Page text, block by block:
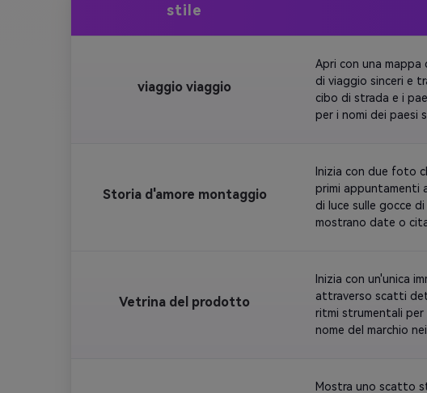
stile
viaggio viaggio
Apri con una
di viaggio sinceri e
cibo di strada e i
per i nomi dei paesi
Storia d'amore montaggio
Inizia con due foto
primi appuntamenti
di luce sulle gocce
mostrano date o
Vetrina del prodotto
Inizia con un'unica
attraverso scatti
ritmi strumentali per
nome del marchio
Mostra uno scatto